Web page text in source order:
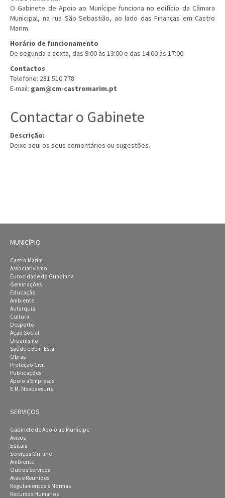
O Gabinete de Apoio ao Munícipe funciona no edifício da Câmara
Municipal, na rua São Sebastião, ao lado das Finanças em Castro
Marim.
Horário de funcionamento
De segunda a sexta, das 9:00 às 13:00 e das 14:00 às 17:00
Contactos
Telefone: 281 510 778
E-mail: gam@cm-castromarim.pt
Contactar o Gabinete
Descrição:
Deixe aqui os seus comentários ou sugestões.
MUNICÍPIO
Castro Marim
Associativismo
Eurocidade do Guadiana
Geminações
Educação
Ambiente
Autarquia
Cultura
Desporto
Ação Social
Urbanismo
Saúde e Bem-Estar
Obras
Proteção Civil
Publicações
Apoio a Empresas
E.M. Novbaesuris
SERVIÇOS
Gabinete de Apoio ao Munícipe
Avisos
Editais
Serviços On-line
Ambiente
Outros Serviços
Atas e Reuniões
Regulamentos e Normas
Recursos Humanos